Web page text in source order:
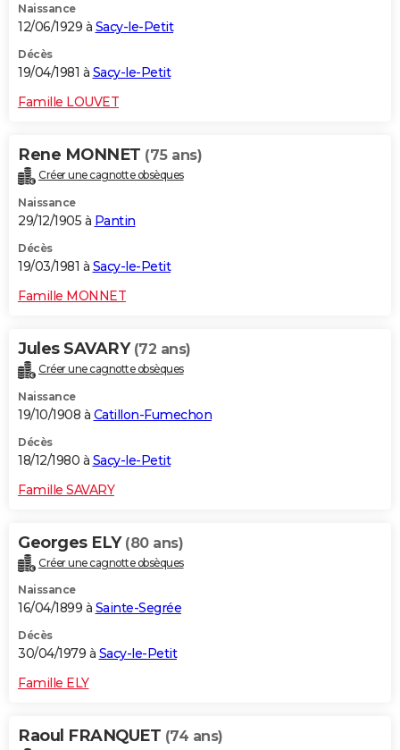
Naissance
12/06/1929 à Sacy-le-Petit
Décès
19/04/1981 à Sacy-le-Petit
Famille LOUVET
Rene MONNET (75 ans)
Créer une cagnotte obsèques
Naissance
29/12/1905 à Pantin
Décès
19/03/1981 à Sacy-le-Petit
Famille MONNET
Jules SAVARY (72 ans)
Créer une cagnotte obsèques
Naissance
19/10/1908 à Catillon-Fumechon
Décès
18/12/1980 à Sacy-le-Petit
Famille SAVARY
Georges ELY (80 ans)
Créer une cagnotte obsèques
Naissance
16/04/1899 à Sainte-Segrée
Décès
30/04/1979 à Sacy-le-Petit
Famille ELY
Raoul FRANQUET (74 ans)